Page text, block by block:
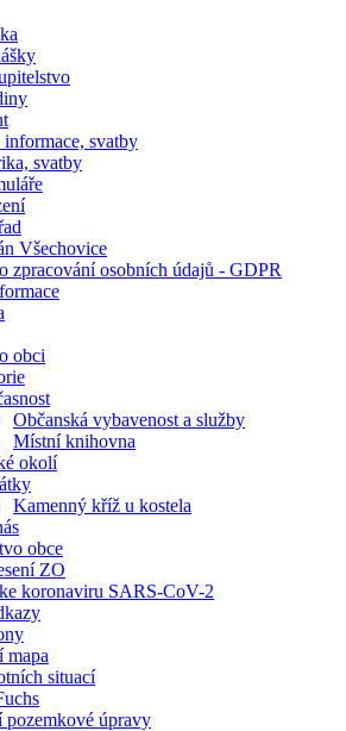
svatby
svatby
Všechovice
zpracování osobních údajů - GDPR
obci
Občanská vybavenost a služby
Místní knihovna
okolí
Kamenný kříž u kostela
obce
ZO
koronaviru SARS-CoV-2
mapa
situací
úpravy